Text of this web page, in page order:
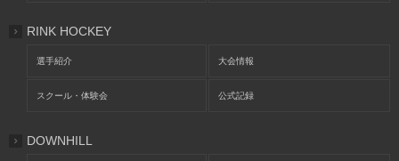
RINK HOCKEY
選手紹介 大会情報
スクール・体験会 公式記録
DOWNHILL